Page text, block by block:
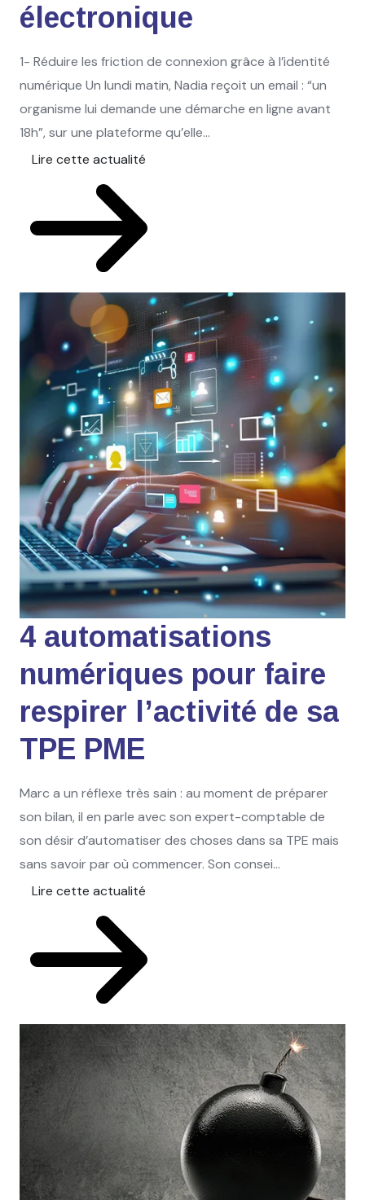
électronique
1- Réduire les friction de connexion grâce à l’identité
numérique Un lundi matin, Nadia reçoit un email : “un
organisme lui demande une démarche en ligne avant
18h”, sur une plateforme qu’elle...
Lire cette actualité
4 automatisations
numériques pour faire
respirer l’activité de sa
TPE PME
Marc a un réflexe très sain : au moment de préparer
son bilan, il en parle avec son expert-comptable de
son désir d’automatiser des choses dans sa TPE mais
sans savoir par où commencer. Son consei...
Lire cette actualité